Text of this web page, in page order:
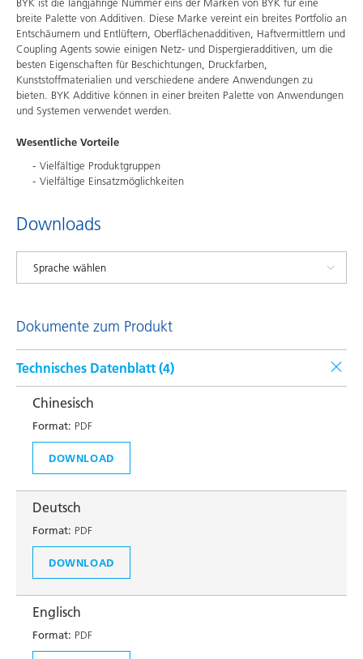
breite Palette von Additiven. Diese Marke vereint ein breites Portfolio an
Entschäumern und Entlüftern, Oberflächenadditiven, Haftvermittlern und
Coupling Agents sowie einigen Netz- und Dispergieradditiven, um die
besten Eigenschaften für Beschichtungen, Druckfarben,
Kunststoffmaterialien und verschiedene andere Anwendungen zu
bieten. BYK Additive können in einer breiten Palette von Anwendungen
und Systemen verwendet werden.
Wesentliche Vorteile
Vielfältige Produktgruppen
Vielfältige Einsatzmöglichkeiten
Downloads
Dokumente zum Produkt
Technisches Datenblatt (4)
Chinesisch
Format: PDF
DOWNLOAD
Deutsch
Format: PDF
DOWNLOAD
Englisch
Format: PDF